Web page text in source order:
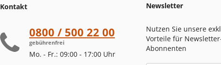
Kontakt
0800 / 500 22 00
gebührenfrei
Mo. - Fr.: 09:00 - 17:00 Uhr
Newsletter
Nutzen Sie unsere
Vorteile für
Abonnenten